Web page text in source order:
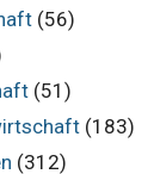
(56)
(51)
(183)
(312)